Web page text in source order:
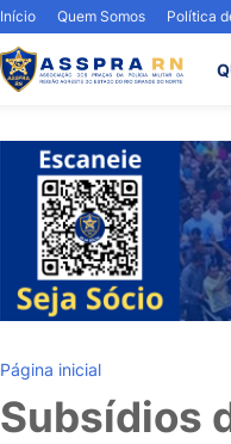
Início Quem Somos Política
Página inicial
Subsídios